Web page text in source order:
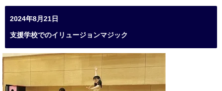
2024年8月21日
支援学校でのイリュージョンマジック